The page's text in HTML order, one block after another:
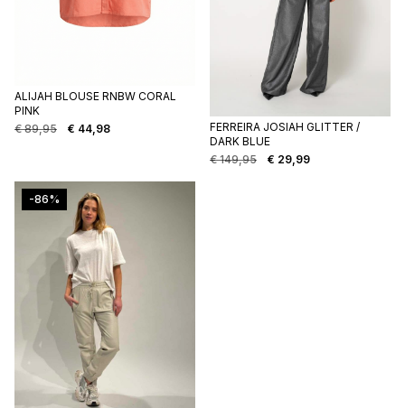
ALIJAH BLOUSE RNBW CORAL
PINK
€89,95
Oorspronkelijke
€ 44,98
Huidige
FERREIRA JOSIAH GLITTER /
DARK BLUE
€149,95
Oorspronkelijke
€ 29,99
Huidige
-86%